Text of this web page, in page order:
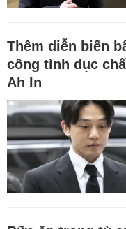
Thêm diễn biến
công tình dục
Ah In